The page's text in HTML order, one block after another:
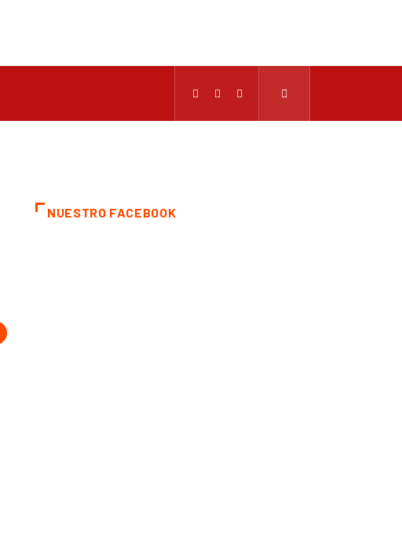
NUESTRO FACEBOOK